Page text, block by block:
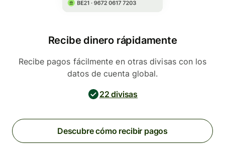
Recibe dinero rápidamente
Recibe pagos fácilmente en otras divisas con los
datos de cuenta global.
22 divisas
Descubre cómo recibir pagos